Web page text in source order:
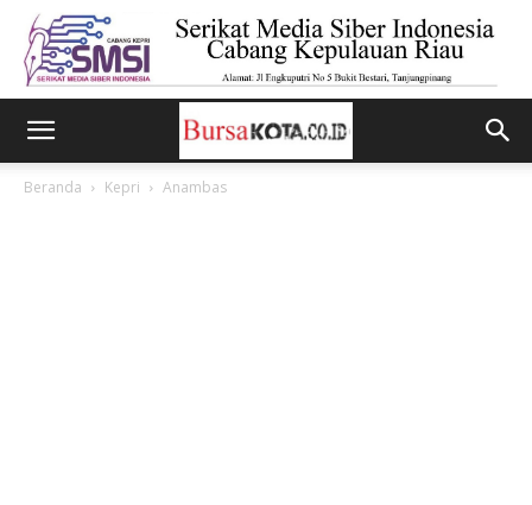
Beranda Kepri Anambas